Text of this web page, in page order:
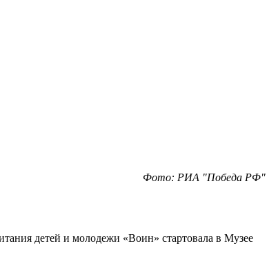
Фото: РИА "Победа РФ"
детей и молодежи «Воин» стартовала в Музее